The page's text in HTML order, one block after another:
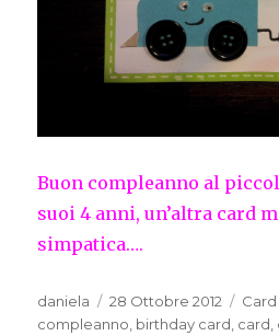
Buon compleanno al
suoi 4 anni, un’altra card
simpatica….
Autore
daniela
Pubblicato
il
28 Ottobre 2012 Card
compleanno birthday card card